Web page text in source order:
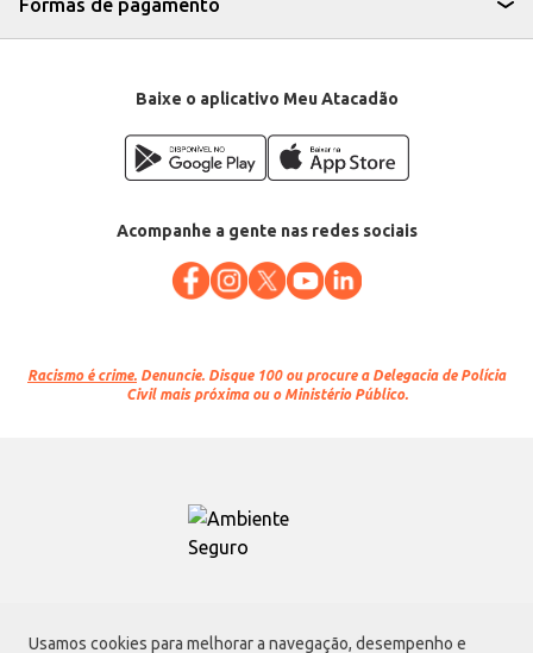
Usamos cookies para melhorar a navegação, desempenho e
Formas de pagamento
Baixe o aplicativo Meu Atacadão
Acompanhe a gente nas redes sociais
Racismo é crime. Denuncie. Disque 100 ou procure a Delegacia de Polícia
Civil mais próxima ou o Ministério Público.
Atacadão S.A.